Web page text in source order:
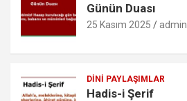
Günün Duası
25 Kasım 2025 admin
DINI PAYLAŞIMLAR
Hadis-i Şerif